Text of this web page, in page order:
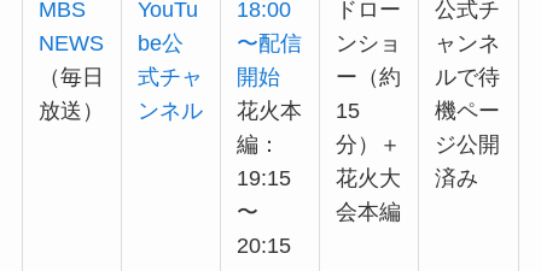
MBS
NEWS
（毎日
放送）
YouTu
be公
式チャ
ンネル
18:00
〜配信
開始
花火本
編：
19:15
〜
20:15
ドロー
ンショ
ー（約
15
分）＋
花火大
会本編
公式チ
ャンネ
ルで待
機ペー
ジ公開
済み